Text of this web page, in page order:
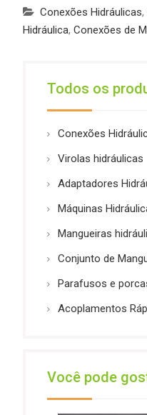
Conexões Hidráulicas,
Hidráulica, Conexões de
Todos os
Conexões
Virolas hidráulicas
Adaptadores
Máquinas
Mangueiras
Conjunto de
Parafusos e
Acoplamentos
Você pode